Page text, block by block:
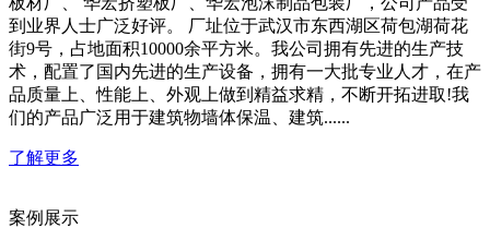
到业界人士广泛好评。 厂址位于武汉市东西湖区荷包湖荷花
街9号，占地面积10000余平方米。我公司拥有先进的生产技
术，配置了国内先进的生产设备，拥有一大批专业人才，在产
品质量上、性能上、外观上做到精益求精，不断开拓进取!我
们的产品广泛用于建筑物墙体保温、建筑......
了解更多
案例展示